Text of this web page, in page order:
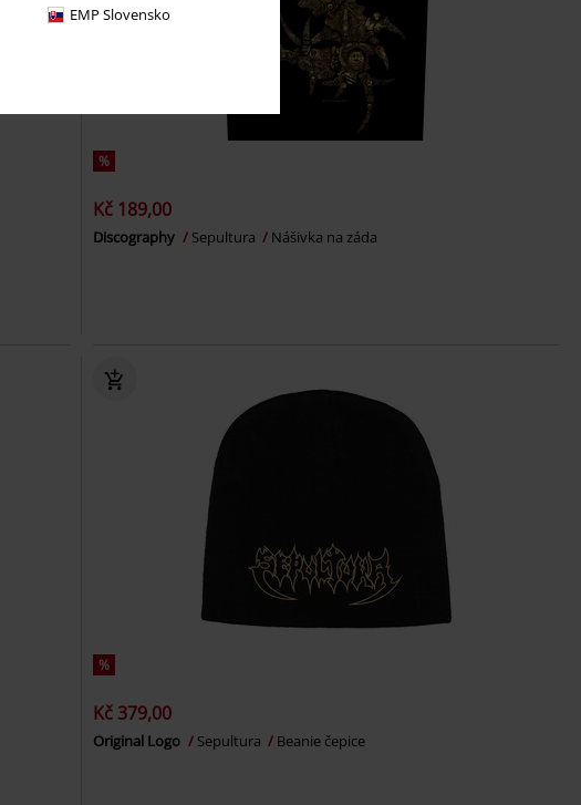
EMP Slovensko
%
Kč 189,00
Discography Sepultura Nášivka na záda
%
Kč 379,00
Original Logo Sepultura Beanie čepice